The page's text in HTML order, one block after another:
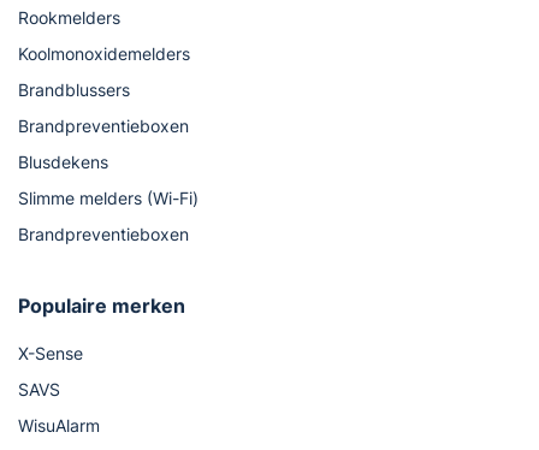
Rookmelders
Koolmonoxidemelders
Brandblussers
Brandpreventieboxen
Blusdekens
Slimme melders (Wi-Fi)
Brandpreventieboxen
Populaire merken
X-Sense
SAVS
WisuAlarm